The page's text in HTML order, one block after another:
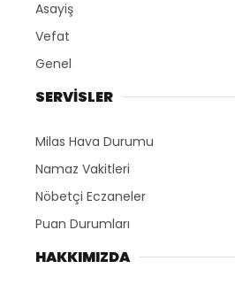
Asayiş
Vefat
Genel
SERVİSLER
Milas Hava Durumu
Namaz Vakitleri
Nöbetçi Eczaneler
Puan Durumları
HAKKIMIZDA